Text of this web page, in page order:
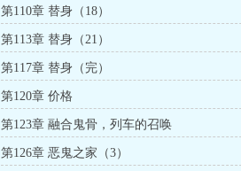
第110章 替身（18）
第113章 替身（21）
第117章 替身（完）
第120章 价格
第123章 融合鬼骨，列车的召唤
第126章 恶鬼之家（3）